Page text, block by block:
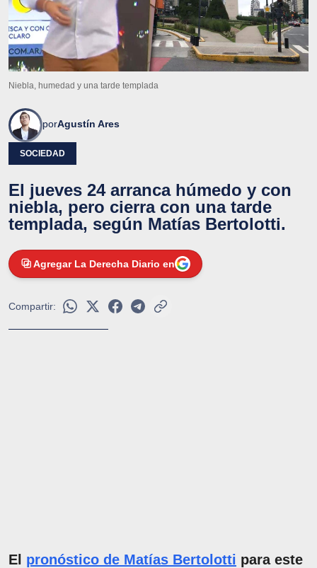
Niebla, humedad y una tarde templada
porAgustín Ares
SOCIEDAD
El jueves 24 arranca húmedo y con
niebla, pero cierra con una tarde
templada, según Matías Bertolotti.
Agregar La Derecha Diario en
Compartir:
El pronóstico de Matías Bertolotti para este